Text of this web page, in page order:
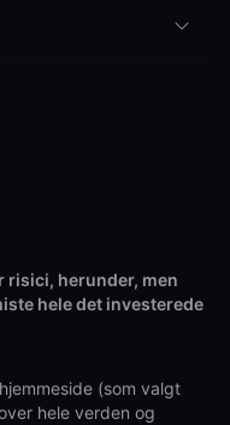
herunder, men
hele det investerede
(som valgt
hele verden og